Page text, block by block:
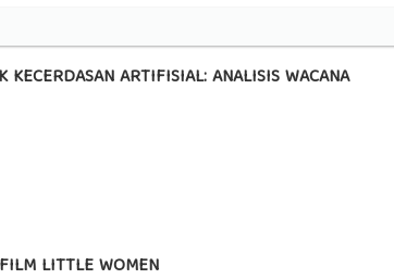
ARTIFISIAL: ANALISIS WACANA
LITTLE WOMEN